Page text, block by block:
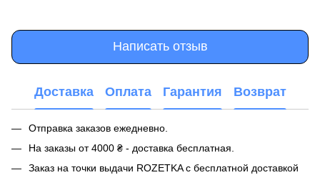
Написать отзыв
Доставка Оплата Гарантия Возврат
Отправка заказов ежедневно.
На заказы от 4000 ₴ - доставка бесплатная.
Заказ на точки выдачи ROZETKA с бесплатной доставкой